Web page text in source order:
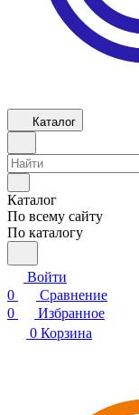
Каталог
Каталог
По всему сайту
По каталогу
Войти
0
Сравнение
0
Избранное
0 Корзина